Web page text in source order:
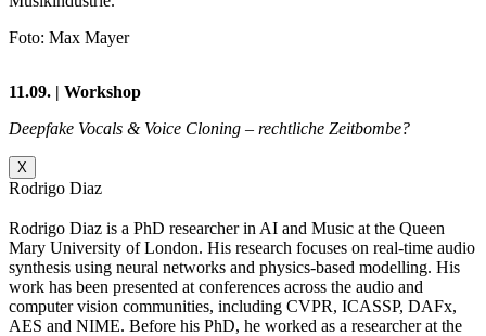
Foto: Max Mayer
11.09. | Workshop
Deepfake Vocals & Voice Cloning – rechtliche Zeitbombe?
X
Rodrigo Diaz
Rodrigo Diaz is a PhD researcher in AI and Music at the Queen
Mary University of London. His research focuses on real-time audio
synthesis using neural networks and physics-based modelling. His
work has been presented at conferences across the audio and
computer vision communities, including CVPR, ICASSP, DAFx,
AES and NIME. Before his PhD, he worked as a researcher at the